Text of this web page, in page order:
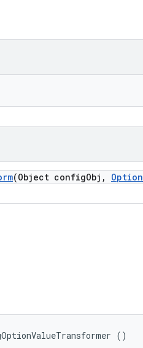
(Object configObj , Option
()